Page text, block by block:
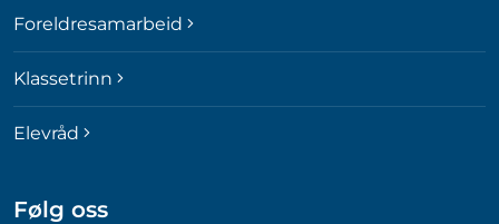
Foreldresamarbeid
Klassetrinn
Elevråd
Følg oss